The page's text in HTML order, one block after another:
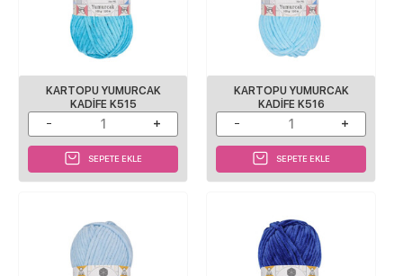
KARTOPU YUMURCAK
KADIFE K515
SEPETE EKLE
KARTOPU YUMURCAK
KADIFE K516
SEPETE EKLE